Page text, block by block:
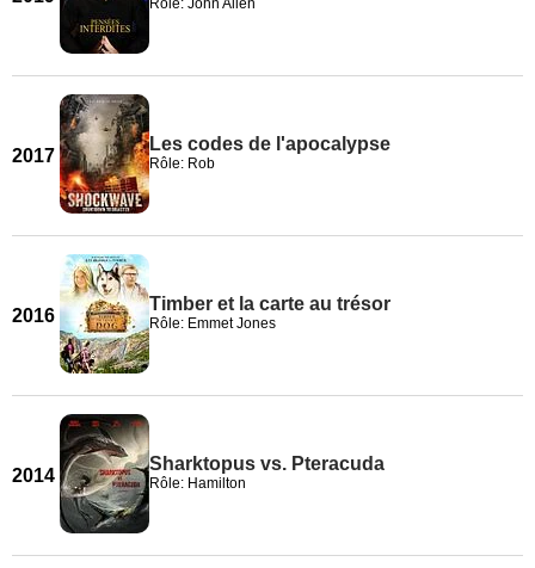
Rôle: John Allen
2017
Les codes de l'apocalypse
Rôle: Rob
2016
Timber et la carte au trésor
Rôle: Emmet Jones
2014
Sharktopus vs. Pteracuda
Rôle: Hamilton